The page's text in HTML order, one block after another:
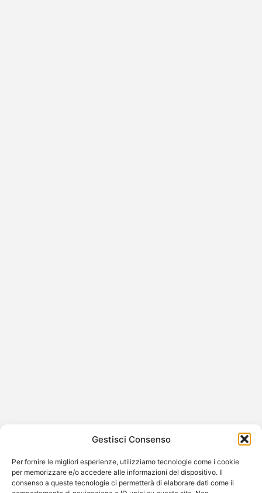
Gestisci Consenso
Per fornire le migliori esperienze, utilizziamo tecnologie come i cookie
per memorizzare e/o accedere alle informazioni del dispositivo. Il
consenso a queste tecnologie ci permetterà di elaborare dati come il